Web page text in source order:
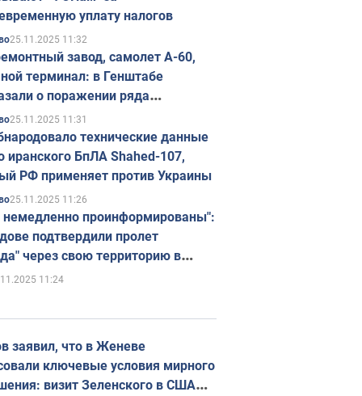
уплату налогов
25.11.2025 11:32
завод, самолет А-60,
терминал: в Генштабе
о поражении ряда
объектов России
25.11.2025 11:31
технические данные
иранского БпЛА Shahed-107,
РФ применяет против Украины
25.11.2025 11:26
проинформированы":
подтвердили пролет
через свою территорию в
11:24
заявил, что в Женеве
ключевые условия мирного
визит Зеленского в США